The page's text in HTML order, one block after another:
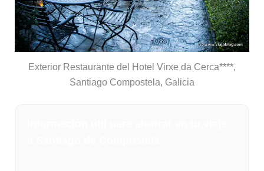
Exterior Restaurante del Hotel Virxe da Cerca****,
Santiago Compostela, Galicia